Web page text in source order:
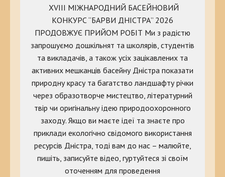
XVIII МІЖНАРОДНИЙ БАСЕЙНОВИЙ
КОНКУРС “БАРВИ ДНІСТРА” 2026
ПРОДОВЖУЄ ПРИЙОМ РОБІТ Ми з радістю
запрошуємо дошкільнят та школярів, студентів
та викладачів, а також усіх зацікавлених та
активних мешканців басейну Дністра показати
природну красу та багатство ландшафту річки
через образотворче мистецтво, літературний
твір чи оригінальну ідею природоохоронного
заходу. Якщо ви маєте ідеї та знаєте про
приклади екологічно свідомого використання
ресурсів Дністра, тоді вам до нас – малюйте,
пишіть, записуйте відео, гуртуйтеся зі своїм
оточенням для проведення